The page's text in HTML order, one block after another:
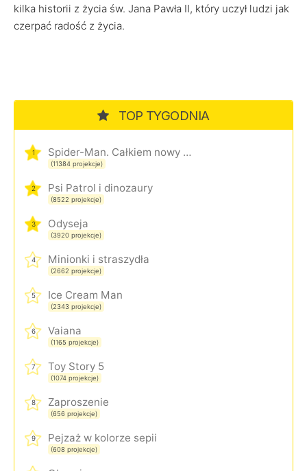
kilka historii z życia św. Jana Pawła II, który uczył ludzi jak
czerpać radość z życia.
TOP TYGODNIA
1 Spider-Man. Całkiem nowy dzień
(11384 projekcje)
2 Psi Patrol i dinozaury
(8522 projekcje)
3 Odyseja
(3920 projekcje)
4 Minionki i straszydła
(2662 projekcje)
5 Ice Cream Man
(2343 projekcje)
6 Vaiana
(1165 projekcje)
7 Toy Story 5
(1074 projekcje)
8 Zaproszenie
(656 projekcje)
9 Pejzaż w kolorze sepii
(608 projekcje)